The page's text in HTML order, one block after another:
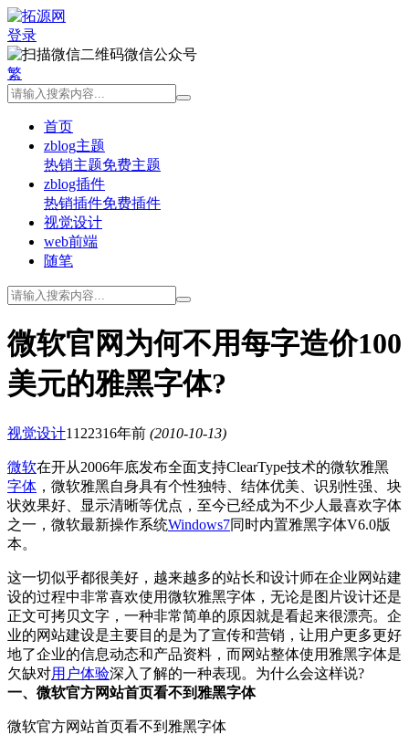
登录
微信公众号
繁
首页
zblog主题
热销主题免费主题
zblog插件
热销插件免费插件
视觉设计
web前端
随笔
微软官网为何不用每字造价100
美元的雅黑字体?
视觉设计1122316年前 (2010-10-13)
微软在开从2006年底发布全面支持ClearType技术的微软雅黑
字体 ，微软雅黑自身具有个性独特、结体优美、识别性强、块
状效果好、显示清晰等优点，至今已经成为不少人最喜欢字体
之一，微软最新操作系统Windows7同时内置雅黑字体V6.0版
本。
这一切似乎都很美好，越来越多的站长和设计师在企业网站建
设的过程中非常喜欢使用微软雅黑字体，无论是图片设计还是
正文可拷贝文字，一种非常简单的原因就是看起来很漂亮。企
业的网站建设是主要目的是为了宣传和营销，让用户更多更好
地了企业的信息动态和产品资料，而网站整体使用雅黑字体是
欠缺对用户体验深入了解的一种表现。为什么会这样说?
一、微软官方网站首页看不到雅黑字体
微软官方网站首页看不到雅黑字体